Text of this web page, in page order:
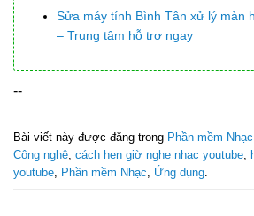
Sửa máy tính Bình Tân xử lý màn
– Trung tâm hỗ trợ ngay
--
Bài viết này được đăng trong Phần mềm Nhạc
Công nghệ, cách hẹn giờ nghe nhạc youtube,
youtube, Phần mềm Nhạc, Ứng dụng.